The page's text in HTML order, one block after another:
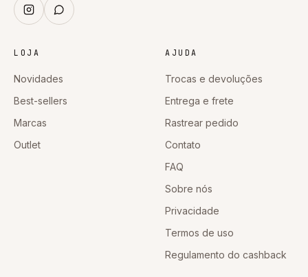
LOJA
Novidades
Best-sellers
Marcas
Outlet
AJUDA
Trocas e devoluções
Entrega e frete
Rastrear pedido
Contato
FAQ
Sobre nós
Privacidade
Termos de uso
Regulamento do cashback